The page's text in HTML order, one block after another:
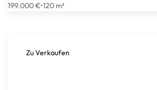
199.000 €•120 m²
Zu Verkaufen